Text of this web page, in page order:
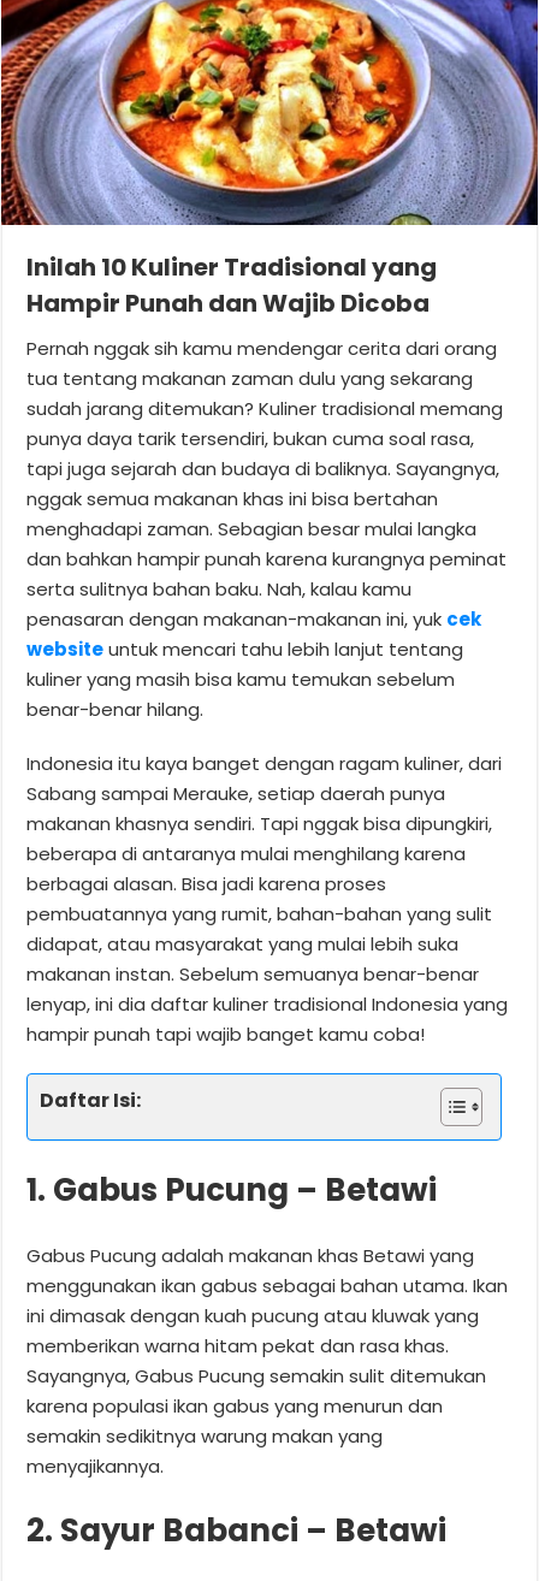
Inilah 10 Kuliner Tradisional yang
Hampir Punah dan Wajib Dicoba
Pernah nggak sih kamu mendengar cerita dari orang
tua tentang makanan zaman dulu yang sekarang
sudah jarang ditemukan? Kuliner tradisional memang
punya daya tarik tersendiri, bukan cuma soal rasa,
tapi juga sejarah dan budaya di baliknya. Sayangnya,
nggak semua makanan khas ini bisa bertahan
menghadapi zaman. Sebagian besar mulai langka
dan bahkan hampir punah karena kurangnya peminat
serta sulitnya bahan baku. Nah, kalau kamu
penasaran dengan makanan-makanan ini, yuk cek
websiteuntuk mencari tahu lebih lanjut tentang
kuliner yang masih bisa kamu temukan sebelum
benar-benar hilang.
Indonesia itu kaya banget dengan ragam kuliner, dari
Sabang sampai Merauke, setiap daerah punya
makanan khasnya sendiri. Tapi nggak bisa dipungkiri,
beberapa di antaranya mulai menghilang karena
berbagai alasan. Bisa jadi karena proses
pembuatannya yang rumit, bahan-bahan yang sulit
didapat, atau masyarakat yang mulai lebih suka
makanan instan. Sebelum semuanya benar-benar
lenyap, ini dia daftar kuliner tradisional Indonesia yang
hampir punah tapi wajib banget kamu coba!
Daftar Isi:
1. Gabus Pucung – Betawi
Gabus Pucung adalah makanan khas Betawi yang
menggunakan ikan gabus sebagai bahan utama. Ikan
ini dimasak dengan kuah pucung atau kluwak yang
memberikan warna hitam pekat dan rasa khas.
Sayangnya, Gabus Pucung semakin sulit ditemukan
karena populasi ikan gabus yang menurun dan
semakin sedikitnya warung makan yang
menyajikannya.
2. Sayur Babanci – Betawi